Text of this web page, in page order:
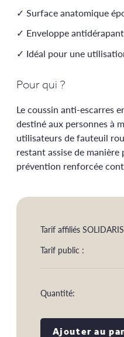
✓ Surface anatomique
✓ Enveloppe
✓ Idéal pour une
Pour qui ?
Le coussin anti-escarres
destiné aux personnes à
utilisateurs de fauteuil
restant assise de
prévention renforcée
Tarif affiliés
Tarif public :
Quantité:
Ajouter au